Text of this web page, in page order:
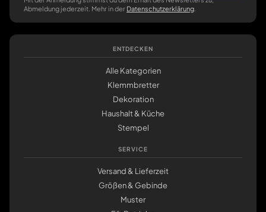
Abmeldung jederzeit. Mehr in der Datenschutzerklärung
ENTDECKEN
Alle Kategorien
Klemmbretter
Dekoration
Haushalt & Küche
Stempel
SERVICE
Versand & Lieferzeit
Größen & Gebinde
Muster